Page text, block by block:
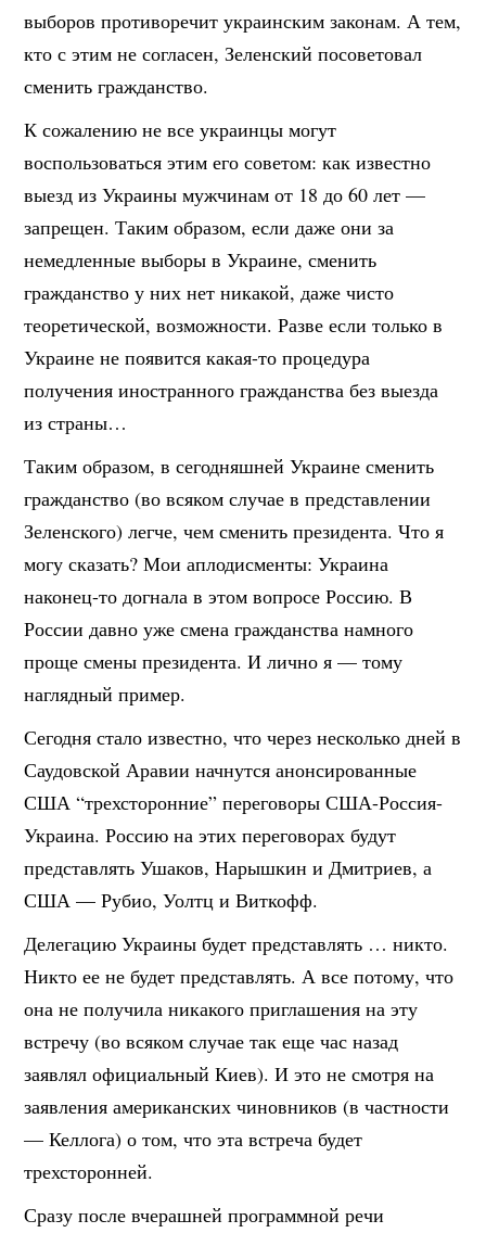
выборов противоречит украинским законам. А тем,
кто с этим не согласен, Зеленский посоветовал
сменить гражданство.
К сожалению не все украинцы могут
воспользоваться этим его советом: как известно
выезд из Украины мужчинам от 18 до 60 лет —
запрещен. Таким образом, если даже они за
немедленные выборы в Украине, сменить
гражданство у них нет никакой, даже чисто
теоретической, возможности. Разве если только в
Украине не появится какая-то процедура
получения иностранного гражданства без выезда
из страны…
Таким образом, в сегодняшней Украине сменить
гражданство (во всяком случае в представлении
Зеленского) легче, чем сменить президента. Что я
могу сказать? Мои аплодисменты: Украина
наконец-то догнала в этом вопросе Россию. В
России давно уже смена гражданства намного
проще смены президента. И лично я — тому
наглядный пример.
Сегодня стало известно, что через несколько дней в
Саудовской Аравии начнутся анонсированные
США “трехсторонние” переговоры США-Россия-
Украина. Россию на этих переговорах будут
представлять Ушаков, Нарышкин и Дмитриев, а
США — Рубио, Уолтц и Виткофф.
Делегацию Украины будет представлять … никто.
Никто ее не будет представлять. А все потому, что
она не получила никакого приглашения на эту
встречу (во всяком случае так еще час назад
заявлял официальный Киев). И это не смотря на
заявления американских чиновников (в частности
— Келлога) о том, что эта встреча будет
трехсторонней.
Сразу после вчерашней программной речи